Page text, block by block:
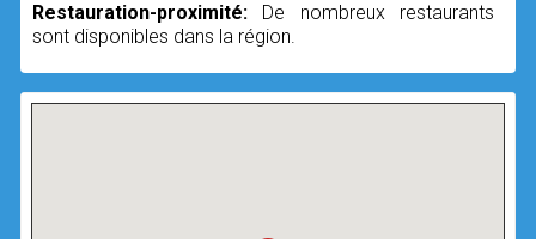
Restauration-proximité: De nombreux restaurants
sont disponibles dans la région.